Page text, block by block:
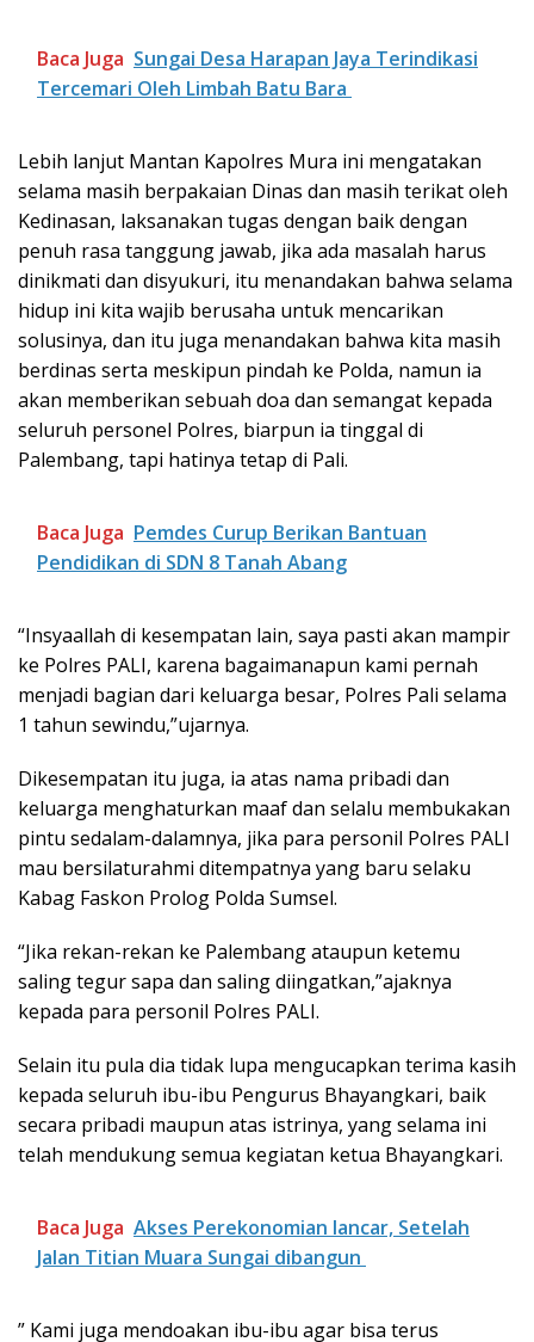
Baca Juga Sungai Desa Harapan Jaya Terindikasi
Tercemari Oleh Limbah Batu Bara
Lebih lanjut Mantan Kapolres Mura ini mengatakan
selama masih berpakaian Dinas dan masih terikat oleh
Kedinasan, laksanakan tugas dengan baik dengan
penuh rasa tanggung jawab, jika ada masalah harus
dinikmati dan disyukuri, itu menandakan bahwa selama
hidup ini kita wajib berusaha untuk mencarikan
solusinya, dan itu juga menandakan bahwa kita masih
berdinas serta meskipun pindah ke Polda, namun ia
akan memberikan sebuah doa dan semangat kepada
seluruh personel Polres, biarpun ia tinggal di
Palembang, tapi hatinya tetap di Pali.
Baca Juga Pemdes Curup Berikan Bantuan
Pendidikan di SDN 8 Tanah Abang
“Insyaallah di kesempatan lain, saya pasti akan mampir
ke Polres PALI, karena bagaimanapun kami pernah
menjadi bagian dari keluarga besar, Polres Pali selama
1 tahun sewindu,”ujarnya.
Dikesempatan itu juga, ia atas nama pribadi dan
keluarga menghaturkan maaf dan selalu membukakan
pintu sedalam-dalamnya, jika para personil Polres PALI
mau bersilaturahmi ditempatnya yang baru selaku
Kabag Faskon Prolog Polda Sumsel.
“Jika rekan-rekan ke Palembang ataupun ketemu
saling tegur sapa dan saling diingatkan,”ajaknya
kepada para personil Polres PALI.
Selain itu pula dia tidak lupa mengucapkan terima kasih
kepada seluruh ibu-ibu Pengurus Bhayangkari, baik
secara pribadi maupun atas istrinya, yang selama ini
telah mendukung semua kegiatan ketua Bhayangkari.
Baca Juga Akses Perekonomian lancar, Setelah
Jalan Titian Muara Sungai dibangun
” Kami juga mendoakan ibu-ibu agar bisa terus